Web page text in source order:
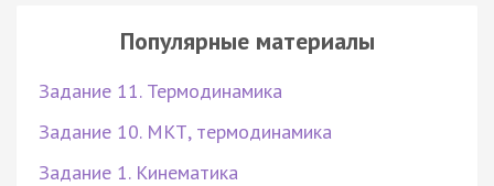
Популярные материалы
Задание 11. Термодинамика
Задание 10. МКТ, термодинамика
Задание 1. Кинематика